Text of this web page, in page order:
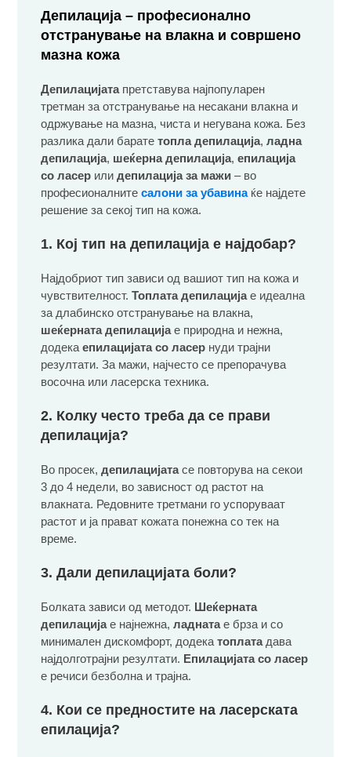
Депилација – професионално
отстранување на влакна и совршено
мазна кожа
Депилацијатапретставува најпопуларен
третман за отстранување на несакани влакна и
одржување на мазна, чиста и негувана кожа. Без
разлика дали баратетопла депилација,ладна
депилација, шеќерна депилација,епилација
со ласер илидепилација за мажи – во
професионалнитесалони за убавинаќе најдете
решение за секој тип на кожа.
1. Кој тип на депилација е најдобар?
Најдобриот тип зависи од вашиот тип на кожа и
чувствителност.Топлата депилацијае идеална
за длабинско отстранување на влакна,
шеќерната депилацијае природна и нежна,
додекаепилацијата со ласер нуди трајни
резултати. За мажи, најчесто се препорачува
восочна или ласерска техника.
2. Колку често треба да се прави
депилација?
Во просек,депилацијатасе повторува на секои
3 до 4 недели, во зависност од растот на
влакната. Редовните третмани го успоруваат
растот и ја прават кожата понежна со тек на
време.
3. Дали депилацијата боли?
Болката зависи од методот. Шеќерната
депилацијае најнежна,ладнатае брза и со
минимален дискомфорт, додекатоплатадава
најдолготрајни резултати. Епилацијата со ласер
е речиси безболна и трајна.
4. Кои се предностите на ласерската
епилација?